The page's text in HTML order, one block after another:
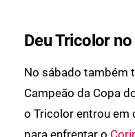
Deu Tricolor
No sábado também
Campeão da Copa
o Tricolor entrou em